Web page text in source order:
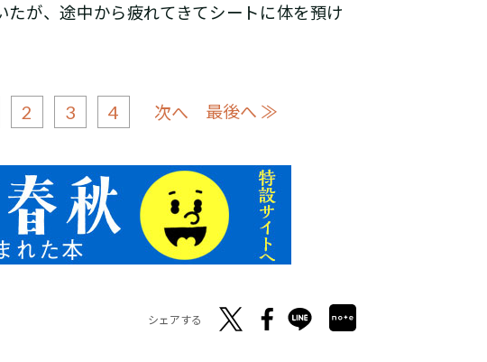
が、途中から疲れてきてシートに体を預け
2 3 4 次へ 最後へ ≫
シェアする